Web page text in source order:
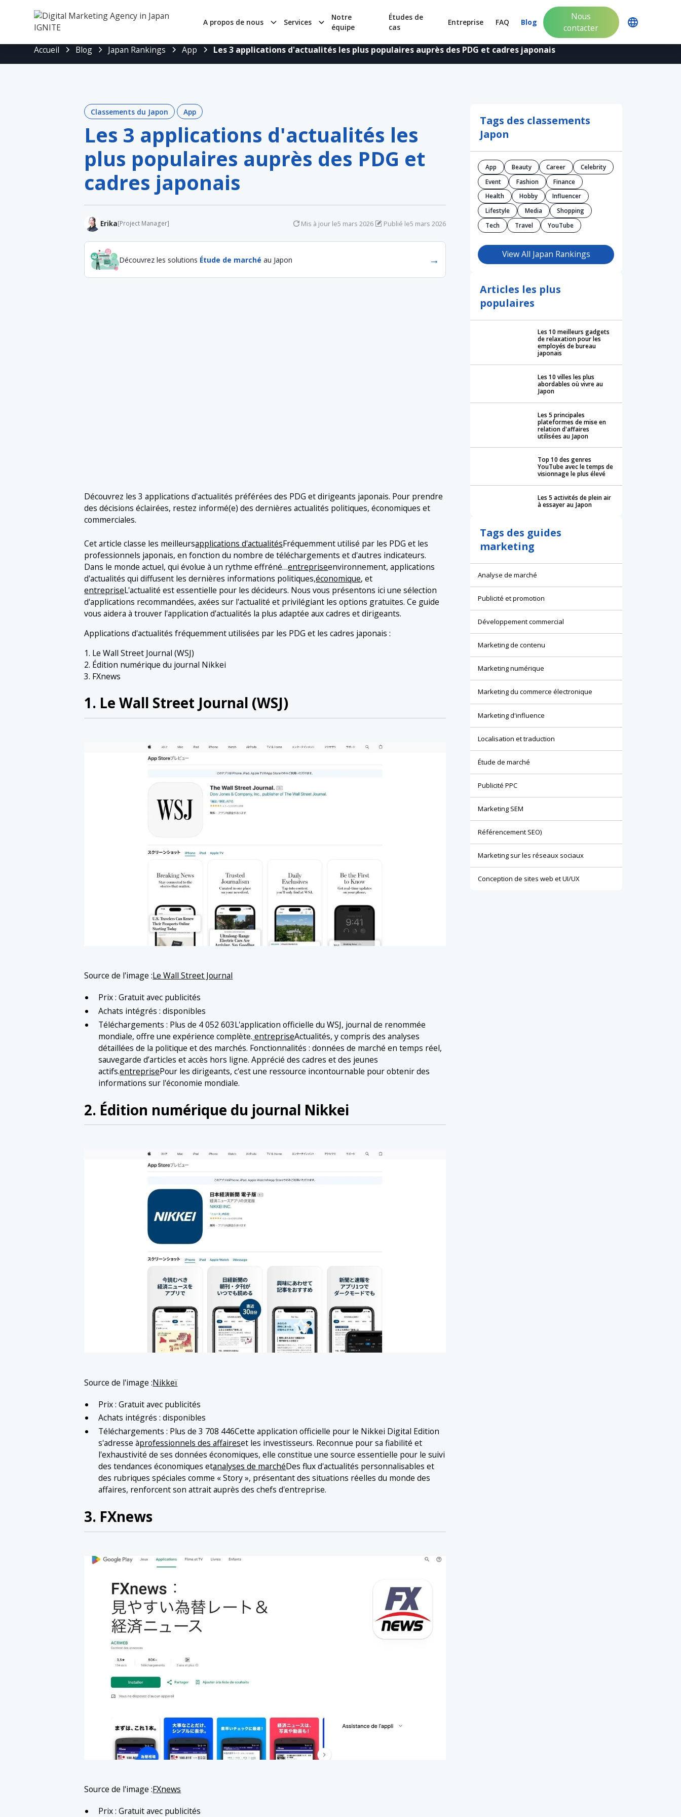
A propos de nous Services
Notre
équipe
Études de
cas
Entreprise FAQ Blog
Nous
contacter
Accueil
Blog Japan Rankings App Les 3 applications d'actualités les plus populaires auprès des PDG et cadres japonais
Classements du Japon App
Les 3 applications d'actualités les
plus populaires auprès des PDG et
cadres japonais
Erika[Project Manager] Mis à jour le5 mars 2026 Publié le5 mars 2026
Découvrez les solutions Étude de marché au Japon →
Découvrez les 3 applications d'actualités préférées des PDG et dirigeants japonais. Pour prendre
des décisions éclairées, restez informé(e) des dernières actualités politiques, économiques et
commerciales.
Cet article classe les meilleursapplications d'actualitésFréquemment utilisé par les PDG et les
professionnels japonais, en fonction du nombre de téléchargements et d'autres indicateurs.
Dans le monde actuel, qui évolue à un rythme effréné…entrepriseenvironnement, applications
d'actualités qui diffusent les dernières informations politiques,économique, et
entrepriseL'actualité est essentielle pour les décideurs. Nous vous présentons ici une sélection
d'applications recommandées, axées sur l'actualité et privilégiant les options gratuites. Ce guide
vous aidera à trouver l'application d'actualités la plus adaptée aux cadres et dirigeants.
Applications d'actualités fréquemment utilisées par les PDG et les cadres japonais :
1. Le Wall Street Journal (WSJ)
2. Édition numérique du journal Nikkei
3. FXnews
1. Le Wall Street Journal (WSJ)
Source de l'image :Le Wall Street Journal
Prix : Gratuit avec publicités
Achats intégrés : disponibles
Téléchargements : Plus de 4 052 603L'application officielle du WSJ, journal de renommée
mondiale, offre une expérience complète. entrepriseActualités, y compris des analyses
détaillées de la politique et des marchés. Fonctionnalités : données de marché en temps réel,
sauvegarde d’articles et accès hors ligne. Apprécié des cadres et des jeunes
actifs.entreprisePour les dirigeants, c'est une ressource incontournable pour obtenir des
informations sur l'économie mondiale.
2. Édition numérique du journal Nikkei
Source de l'image :Nikkeï
Prix : Gratuit avec publicités
Achats intégrés : disponibles
Téléchargements : Plus de 3 708 446Cette application officielle pour le Nikkei Digital Edition
s'adresse àprofessionnels des affaireset les investisseurs. Reconnue pour sa fiabilité et
l'exhaustivité de ses données économiques, elle constitue une source essentielle pour le suivi
des tendances économiques etanalyses de marchéDes flux d'actualités personnalisables et
des rubriques spéciales comme « Story », présentant des situations réelles du monde des
affaires, renforcent son attrait auprès des chefs d'entreprise.
3. FXnews
Source de l'image :FXnews
Prix : Gratuit avec publicités
Tags des classements
Japon
App Beauty Career
Celebrity
Event
Fashion
Finance
Health
Hobby
Influencer
Lifestyle
Media
Shopping
Tech
Travel YouTube
View All Japan Rankings
Articles les plus
populaires
Les 10 meilleurs gadgets
de relaxation pour les
employés de bureau
japonais
Les 10 villes les plus
abordables où vivre au
Japon
Les 5 principales
plateformes de mise en
relation d'affaires
utilisées au Japon
Top 10 des genres
YouTube avec le temps de
visionnage le plus élevé
Les 5 activités de plein air
à essayer au Japon
Tags des guides
marketing
Analyse de marché
Publicité et promotion
Développement commercial
Marketing de contenu
Marketing numérique
Marketing du commerce électronique
Marketing d'influence
Localisation et traduction
Étude de marché
Publicité PPC
Marketing SEM
Référencement SEO)
Marketing sur les réseaux sociaux
Conception de sites web et UI/UX